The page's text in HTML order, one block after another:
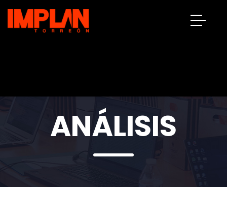
ANÁLISIS